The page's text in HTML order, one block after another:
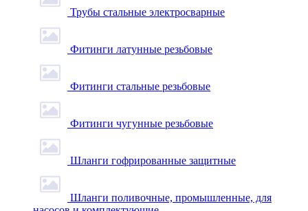
Трубы стальные электросварные
Фитинги латунные резьбовые
Фитинги стальные резьбовые
Фитинги чугунные резьбовые
Шланги гофрированные защитные
Шланги поливочные, промышленные, для